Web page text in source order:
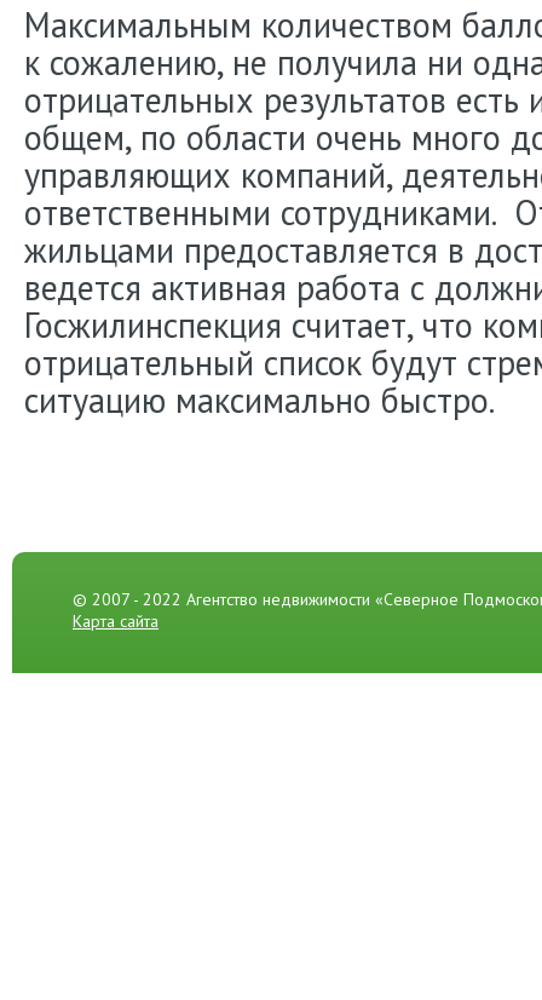
Максимальным количеством
к сожалению, не получила ни
отрицательных результатов
общем, по области очень много
управляющих компаний,
ответственными сотрудниками.
жильцами предоставляется в
ведется активная работа с
Госжилинспекция считает, что
отрицательный список будут
ситуацию максимально быстро.
© 2007 - 2022 Агентство недвижимости «Северное
Карта сайта